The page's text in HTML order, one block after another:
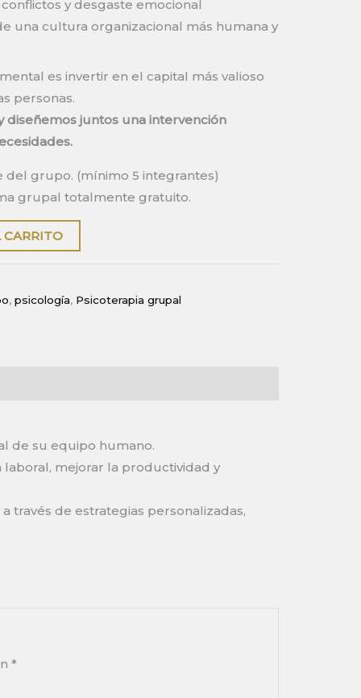
y desgaste emocional
una cultura organizacional más humana y
es invertir en el capital más valioso
personas.
diseñemos juntos una intervención
del grupo. (mínimo 5 integrantes)
grupal totalmente gratuito.
, psicología, Psicoterapia grupal
de su equipo humano.
mejorar la productividad y
a través de estrategias personalizadas,
*